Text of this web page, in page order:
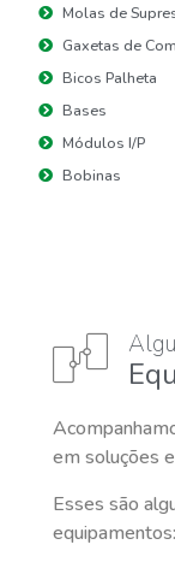
Molas de
Gaxetas de
Bicos Palheta
Bases
Módulos I/P
Bobinas
em soluções
Esses são
equipamentos: